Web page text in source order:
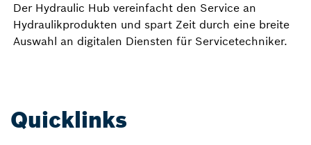
Der Hydraulic Hub vereinfacht den Service an
Hydraulikprodukten und spart Zeit durch eine breite
Auswahl an digitalen Diensten für Servicetechniker.
Quicklinks